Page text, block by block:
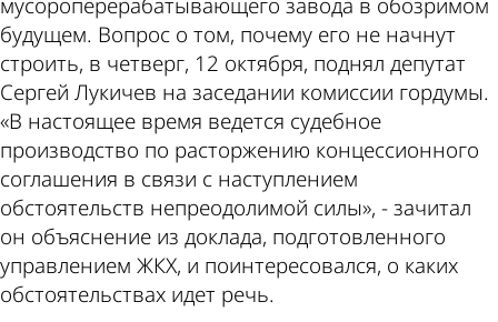
мусороперерабатывающего завода в обозримом
будущем. Вопрос о том, почему его не начнут
строить, в четверг, 12 октября, поднял депутат
Сергей Лукичев на заседании комиссии гордумы.
«В настоящее время ведется судебное
производство по расторжению концессионного
соглашения в связи с наступлением
обстоятельств непреодолимой силы», - зачитал
он объяснение из доклада, подготовленного
управлением ЖКХ, и поинтересовался, о каких
обстоятельствах идет речь.